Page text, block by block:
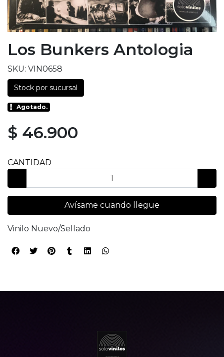
Los Bunkers Antologia
SKU: VIN0658
Stock por sucursal
Agotado.
$ 46.900
CANTIDAD
Avísame cuando llegue
Vinilo Nuevo/Sellado